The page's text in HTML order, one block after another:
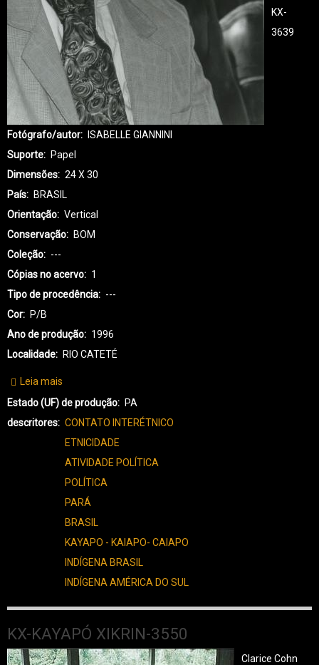
KX-
3639
Fotógrafo/autor
ISABELLE GIANNINI
Suporte
Papel
Dimensões
24 X 30
País
BRASIL
Orientação
Vertical
Conservação
BOM
Coleção
---
Cópias no acervo
1
Tipo de procedência
---
Cor
P/B
Ano de produção
1996
Localidade
RIO CATETÉ
Leia mais
KX-
KAYAPÓ
XIKRIN-
3639
Estado (UF) de produção
PA
descritores
CONTATO INTERÉTNICO
ETNICIDADE
ATIVIDADE POLÍTICA
POLÍTICA
PARÁ
BRASIL
KAYAPO - KAIAPO- CAIAPO
INDÍGENA BRASIL
INDÍGENA AMÉRICA DO SUL
KX-KAYAPÓ XIKRIN-3550
Clarice Cohn